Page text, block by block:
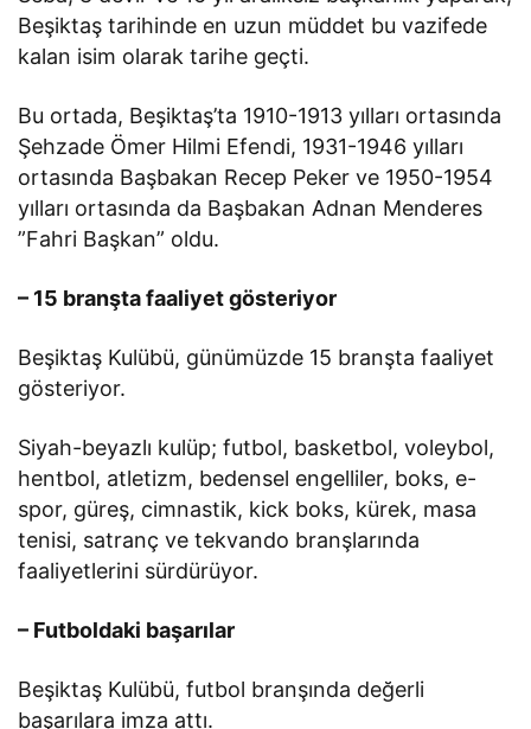
Beşiktaş tarihinde en uzun müddet bu vazifede
kalan isim olarak tarihe geçti.
Bu ortada, Beşiktaş’ta 1910-1913 yılları ortasında
Şehzade Ömer Hilmi Efendi, 1931-1946 yılları
ortasında Başbakan Recep Peker ve 1950-1954
yılları ortasında da Başbakan Adnan Menderes
”Fahri Başkan” oldu.
– 15 branşta faaliyet gösteriyor
Beşiktaş Kulübü, günümüzde 15 branşta faaliyet
gösteriyor.
Siyah-beyazlı kulüp; futbol, basketbol, voleybol,
hentbol, atletizm, bedensel engelliler, boks, e-
spor, güreş, cimnastik, kick boks, kürek, masa
tenisi, satranç ve tekvando branşlarında
faaliyetlerini sürdürüyor.
– Futboldaki başarılar
Beşiktaş Kulübü, futbol branşında değerli
başarılara imza attı.